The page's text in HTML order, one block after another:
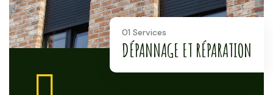
01 Services
DÉPANNAGE ET RÉPARATION